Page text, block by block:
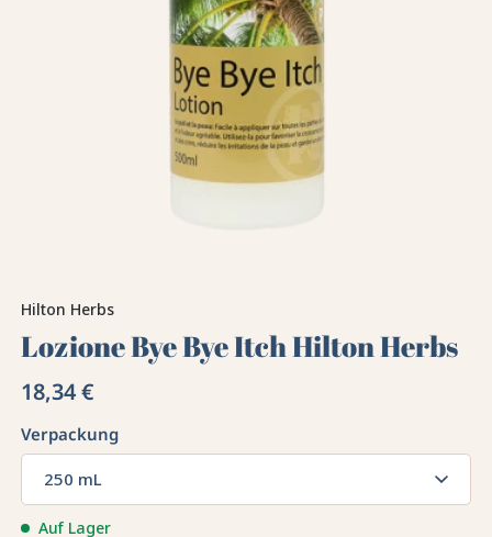
Hilton Herbs
Lozione Bye Bye Itch Hilton Herbs
18,34 €
Verpackung
250 mL
Auf Lager